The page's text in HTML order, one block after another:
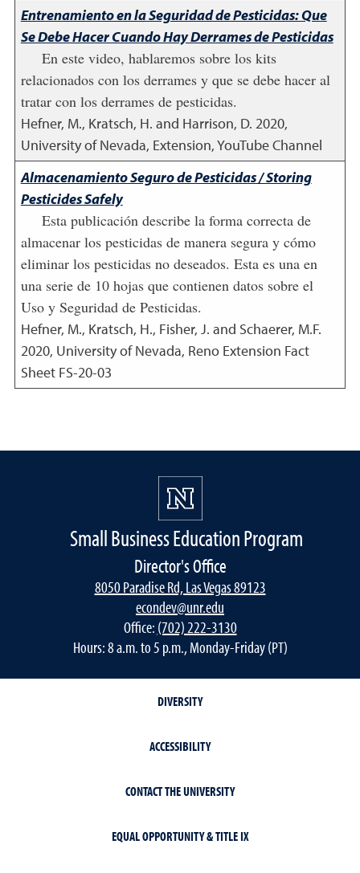
Entrenamiento en la Seguridad de Pesticidas: Que
Se Debe Hacer Cuando Hay Derrames de Pesticidas
En este video, hablaremos sobre los kits
relacionados con los derrames y que se debe hacer al
tratar con los derrames de pesticidas.
Hefner, M., Kratsch, H. and Harrison, D. 2020,
University of Nevada, Extension, YouTube Channel
Almacenamiento Seguro de Pesticidas / Storing
Pesticides Safely
Esta publicación describe la forma correcta de
almacenar los pesticidas de manera segura y cómo
eliminar los pesticidas no deseados. Esta es una en
una serie de 10 hojas que contienen datos sobre el
Uso y Seguridad de Pesticidas.
Hefner, M., Kratsch, H., Fisher, J. and Schaerer, M.F.
2020, University of Nevada, Reno Extension Fact
Sheet FS-20-03
Small Business Education Program
Director's Office
8050 Paradise Rd, Las Vegas 89123
econdev@unr.edu
Office: (702) 222-3130
Hours: 8 a.m. to 5 p.m., Monday-Friday (PT)
DIVERSITY
ACCESSIBILITY
CONTACT THE UNIVERSITY
EQUAL OPPORTUNITY & TITLE IX